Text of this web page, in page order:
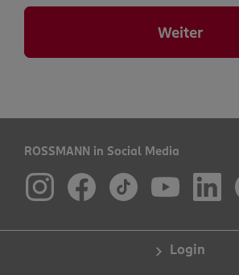
Weiter
ROSSMANN in Social Media
Login